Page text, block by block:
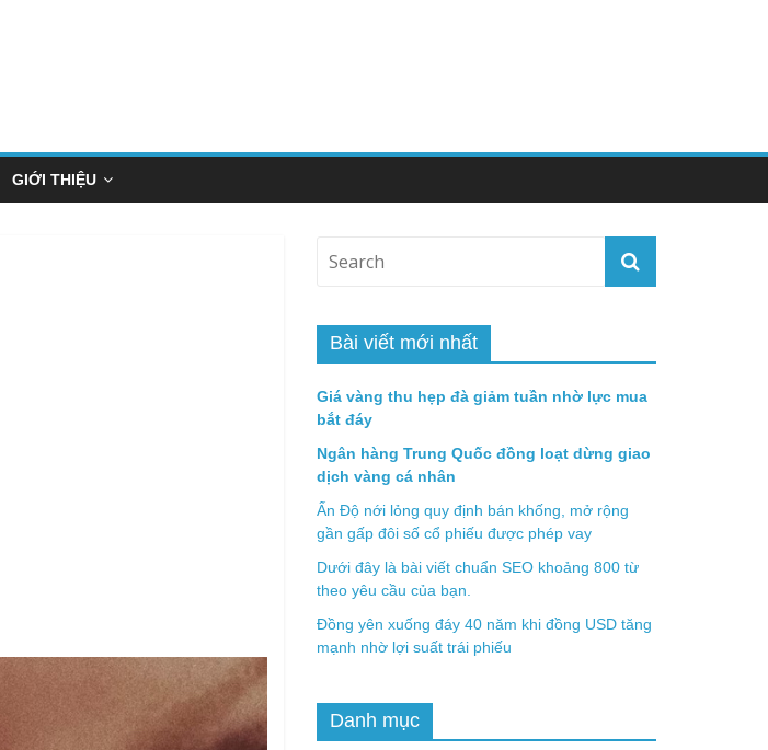
GIỚI THIỆU
Bài viết mới nhất
Giá vàng thu hẹp đà giảm tuần nhờ lực mua
bắt đáy
Ngân hàng Trung Quốc đồng loạt dừng giao
dịch vàng cá nhân
Ấn Độ nới lỏng quy định bán khống, mở rộng
gần gấp đôi số cổ phiếu được phép vay
Dưới đây là bài viết chuẩn SEO khoảng 800 từ
theo yêu cầu của bạn.
Đồng yên xuống đáy 40 năm khi đồng USD tăng
mạnh nhờ lợi suất trái phiếu
Danh mục